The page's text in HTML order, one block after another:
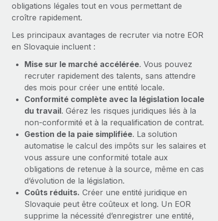
obligations légales tout en vous permettant de
croître rapidement.
Les principaux avantages de recruter via notre EOR
en Slovaquie incluent :
Mise sur le marché accélérée. Vous pouvez
recruter rapidement des talents, sans attendre
des mois pour créer une entité locale.
Conformité complète avec la législation locale
du travail. Gérez les risques juridiques liés à la
non-conformité et à la requalification de contrat.
Gestion de la paie simplifiée. La solution
automatise le calcul des impôts sur les salaires et
vous assure une conformité totale aux
obligations de retenue à la source, même en cas
d’évolution de la législation.
Coûts réduits. Créer une entité juridique en
Slovaquie peut être coûteux et long. Un EOR
supprime la nécessité d’enregistrer une entité,